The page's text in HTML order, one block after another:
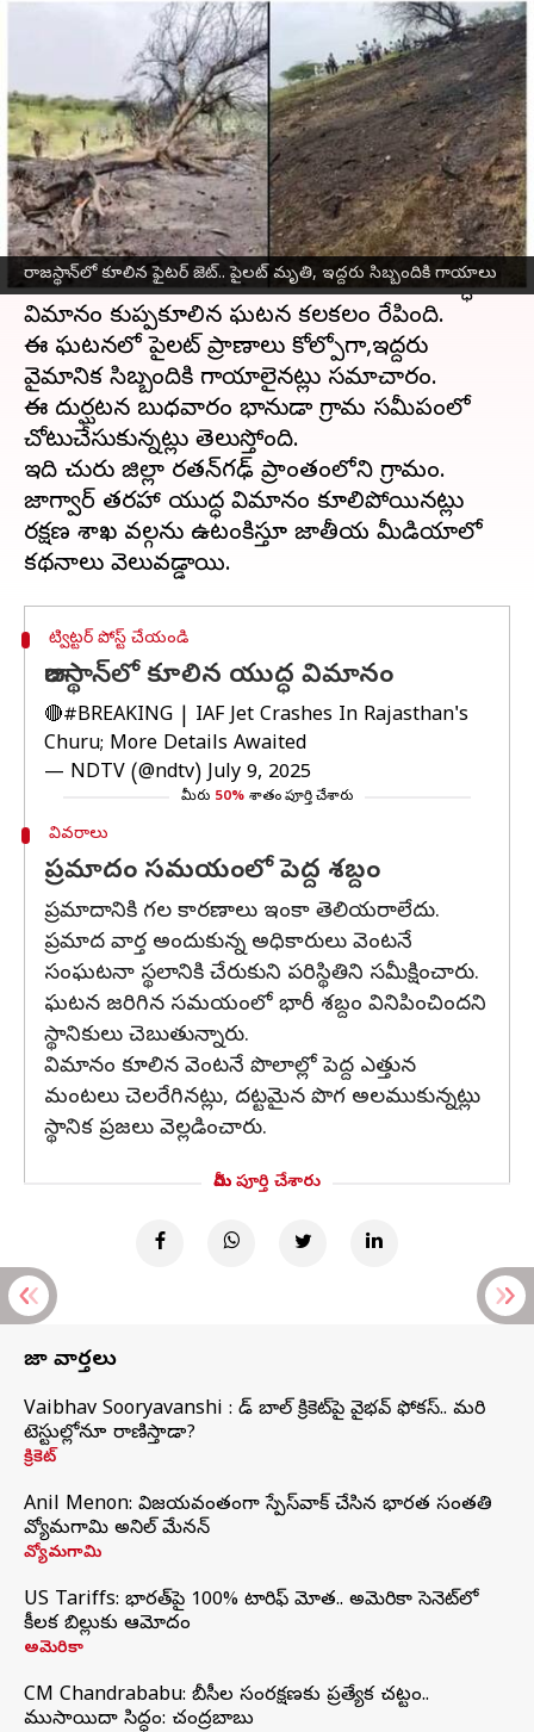
రాజస్థాన్‌లో కూలిన ఫైటర్ జెట్.. పైలట్‌ మృతి, ఇద్దరు సిబ్బందికి గాయాలు
Rajasthan: రాజస్థాన్‌లో కూలిన
ఫైటర్ జెట్.. పైలట్‌ మృతి, ఇద్దరు
సిబ్బందికి గాయాలు
వ్రాసిన వారు Sirish Praharaju Jul 09, 2025 02:39 pm
ఈ వార్తాకథనం ఏంటి
రాజస్థాన్రాష్ట్రంలోని చురు జిల్లాలో ఘోర ప్రమాదం చోటు
చేసుకుంది. భారత వాయుసేనకు చెందిన ఓ యుద్ధ
విమానం కుప్పకూలిన ఘటన కలకలం రేపింది.
ఈ ఘటనలో పైలట్ ప్రాణాలు కోల్పోగా,ఇద్దరు
వైమానిక సిబ్బందికి గాయాలైనట్లు సమాచారం.
ఈ దుర్ఘటన బుధవారం భానుడా గ్రామ సమీపంలో
చోటుచేసుకున్నట్లు తెలుస్తోంది.
ఇది చురు జిల్లా రతన్‌గఢ్ ప్రాంతంలోని గ్రామం.
జాగ్వార్ తరహా యుద్ధ విమానం కూలిపోయినట్లు
రక్షణ శాఖ వర్గాలను ఉటంకిస్తూ జాతీయ మీడియాలో
ట్విట్టర్ పోస్ట్ చేయండి
రాజస్థాన్‌లో కూలిన యుద్ధ విమానం
🔴#BREAKING | IAF Jet Crashes In Rajasthan's
Churu; More Details Awaited
— NDTV (@ndtv)July 9, 2025
మీరు 50% శాతం పూర్తి చేశారు
వివరాలు
ప్రమాదం సమయంలో పెద్ద శబ్దం
ప్రమాదానికి గల కారణాలు ఇంకా తెలియరాలేదు.
ప్రమాద వార్త అందుకున్న అధికారులు వెంటనే
సంఘటనా స్థలానికి చేరుకుని పరిస్థితిని సమీక్షించారు.
ఘటన జరిగిన సమయంలో భారీ శబ్దం వినిపించిందని
స్థానికులు చెబుతున్నారు.
విమానం కూలిన వెంటనే పొలాల్లో పెద్ద ఎత్తున
మంటలు చెలరేగినట్లు, దట్టమైన పొగ అలముకున్నట్లు
స్థానిక ప్రజలు వెల్లడించారు.
మీరు పూర్తి చేశారు
తాజా వార్తలు
Vaibhav Sooryavanshi : రెడ్ బాల్ క్రికెట్‌పై వైభవ్ ఫోకస్.. మరి
టెస్టుల్లోనూ రాణిస్తాడా?
క్రికెట్
Anil Menon: విజయవంతంగా స్పేస్‌వాక్‌ చేసిన భారత సంతతి
వ్యోమగామి అనిల్‌ మేనన్
వ్యోమగామి
US Tariffs: భారత్‌పై 100% టారిఫ్‌ మోత.. అమెరికా సెనెట్‌లో
కీలక బిల్లుకు ఆమోదం
అమెరికా
CM Chandrababu: బీసీల సంరక్షణకు ప్రత్యేక చట్టం..
ముసాయిదా సిద్ధం: చంద్రబాబు